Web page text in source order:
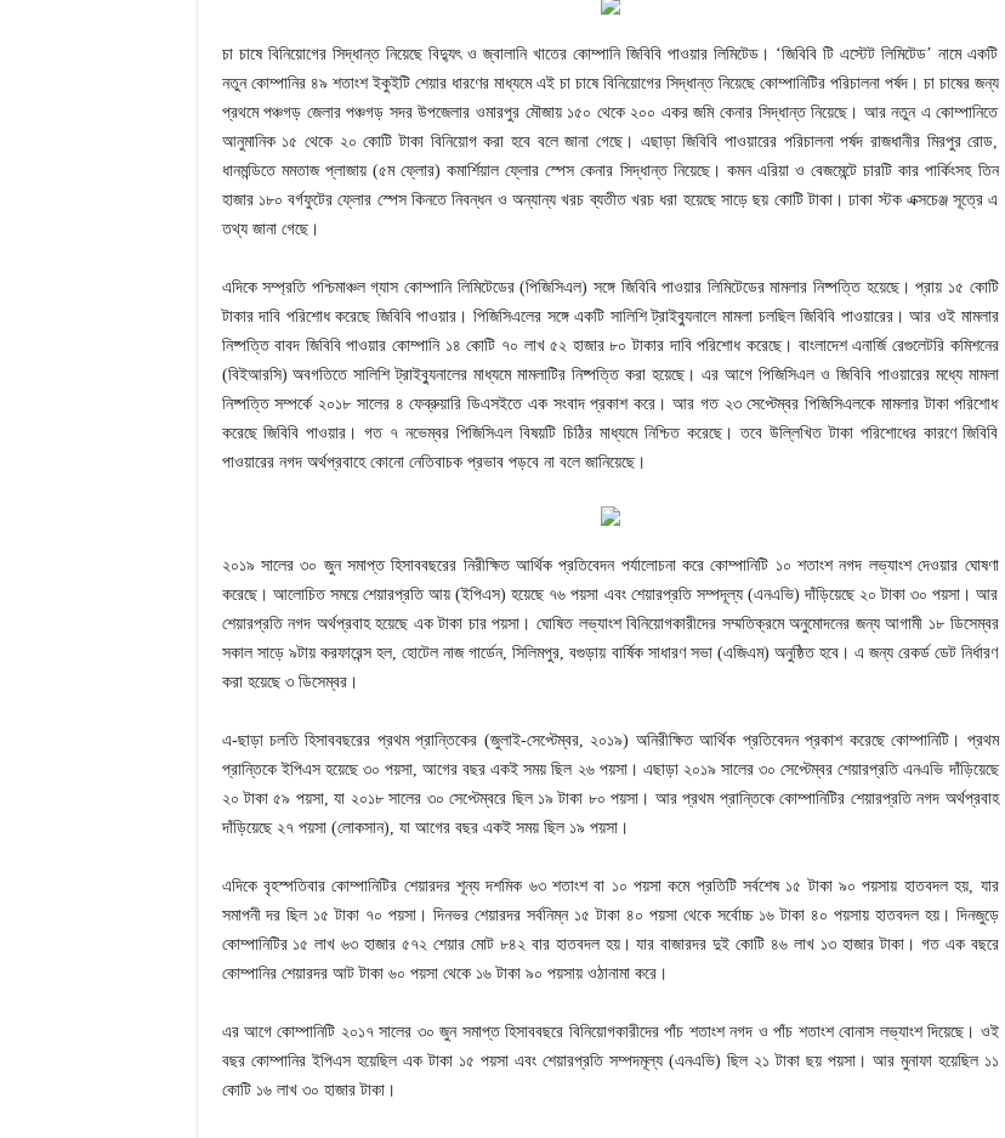
চা চাষে বিনিয়োগের সিদ্ধান্ত নিয়েছে বিদ্যুৎ ও জ্বালানি খাতের কোম্পানি জিবিবি পাওয়ার লিমিটেড। ‘জিবিবি টি এস্টেট লিমিটেড’ নামে একটি
নতুন কোম্পানির ৪৯ শতাংশ ইকুইটি শেয়ার ধারণের মাধ্যমে এই চা চাষে বিনিয়োগের সিদ্ধান্ত নিয়েছে কোম্পানিটির পরিচালনা পর্ষদ। চা চাষের জন্য
প্রথমে পঞ্চগড় জেলার পঞ্চগড় সদর উপজেলার ওমারপুর মৌজায় ১৫০ থেকে ২০০ একর জমি কেনার সিদ্ধান্ত নিয়েছে। আর নতুন এ কোম্পানিতে
আনুমানিক ১৫ থেকে ২০ কোটি টাকা বিনিয়োগ করা হবে বলে জানা গেছে। এছাড়া জিবিবি পাওয়ারের পরিচালনা পর্ষদ রাজধানীর মিরপুর রোড,
ধানমন্ডিতে মমতাজ প্লাজায় (৫ম ফ্লোর) কমার্শিয়াল ফ্লোর স্পেস কেনার সিদ্ধান্ত নিয়েছে। কমন এরিয়া ও বেজমেন্টে চারটি কার পার্কিংসহ তিন
হাজার ১৮০ বর্গফুটের ফ্লোর স্পেস কিনতে নিবন্ধন ও অন্যান্য খরচ ব্যতীত খরচ ধরা হয়েছে সাড়ে ছয় কোটি টাকা। ঢাকা স্টক এক্সচেঞ্জ সূত্রে এ
তথ্য জানা গেছে।
এদিকে সম্প্রতি পশ্চিমাঞ্চল গ্যাস কোম্পানি লিমিটেডের (পিজিসিএল) সঙ্গে জিবিবি পাওয়ার লিমিটেডের মামলার নিষ্পত্তি হয়েছে। প্রায় ১৫ কোটি
টাকার দাবি পরিশোধ করেছে জিবিবি পাওয়ার। পিজিসিএলের সঙ্গে একটি সালিশি ট্রাইব্যুনালে মামলা চলছিল জিবিবি পাওয়ারের। আর ওই মামলার
নিষ্পত্তি বাবদ জিবিবি পাওয়ার কোম্পানি ১৪ কোটি ৭০ লাখ ৫২ হাজার ৮০ টাকার দাবি পরিশোধ করেছে। বাংলাদেশ এনার্জি রেগুলেটরি কমিশনের
(বিইআরসি) অবগতিতে সালিশি ট্রাইব্যুনালের মাধ্যমে মামলাটির নিষ্পত্তি করা হয়েছে। এর আগে পিজিসিএল ও জিবিবি পাওয়ারের মধ্যে মামলা
নিষ্পত্তি সম্পর্কে ২০১৮ সালের ৪ ফেব্রুয়ারি ডিএসইতে এক সংবাদ প্রকাশ করে। আর গত ২৩ সেপ্টেম্বর পিজিসিএলকে মামলার টাকা পরিশোধ
করেছে জিবিবি পাওয়ার। গত ৭ নভেম্বর পিজিসিএল বিষয়টি চিঠির মাধ্যমে নিশ্চিত করেছে। তবে উল্লিখিত টাকা পরিশোধের কারণে জিবিবি
পাওয়ারের নগদ অর্থপ্রবাহে কোনো নেতিবাচক প্রভাব পড়বে না বলে জানিয়েছে।
২০১৯ সালের ৩০ জুন সমাপ্ত হিসাববছরের নিরীক্ষিত আর্থিক প্রতিবেদন পর্যালোচনা করে কোম্পানিটি ১০ শতাংশ নগদ লভ্যাংশ দেওয়ার ঘোষণা
করেছে। আলোচিত সময়ে শেয়ারপ্রতি আয় (ইপিএস) হয়েছে ৭৬ পয়সা এবং শেয়ারপ্রতি সম্পদূল্য (এনএভি) দাঁড়িয়েছে ২০ টাকা ৩০ পয়সা। আর
শেয়ারপ্রতি নগদ অর্থপ্রবাহ হয়েছে এক টাকা চার পয়সা। ঘোষিত লভ্যাংশ বিনিয়োগকারীদের সম্মতিক্রমে অনুমোদনের জন্য আগামী ১৮ ডিসেম্বর
সকাল সাড়ে ৯টায় করফারেন্স হল, হোটেল নাজ গার্ডেন, সিলিমপুর, বগুড়ায় বার্ষিক সাধারণ সভা (এজিএম) অনুষ্ঠিত হবে। এ জন্য রেকর্ড ডেট নির্ধারণ
করা হয়েছে ৩ ডিসেম্বর।
এ-ছাড়া চলতি হিসাববছরের প্রথম প্রান্তিকের (জুলাই-সেপ্টেম্বর, ২০১৯) অনিরীক্ষিত আর্থিক প্রতিবেদন প্রকাশ করেছে কোম্পানিটি। প্রথম
প্রান্তিকে ইপিএস হয়েছে ৩০ পয়সা, আগের বছর একই সময় ছিল ২৬ পয়সা। এছাড়া ২০১৯ সালের ৩০ সেপ্টেম্বর শেয়ারপ্রতি এনএভি দাঁড়িয়েছে
২০ টাকা ৫৯ পয়সা, যা ২০১৮ সালের ৩০ সেপ্টেম্বরে ছিল ১৯ টাকা ৮০ পয়সা। আর প্রথম প্রান্তিকে কোম্পানিটির শেয়ারপ্রতি নগদ অর্থপ্রবাহ
দাঁড়িয়েছে ২৭ পয়সা (লোকসান), যা আগের বছর একই সময় ছিল ১৯ পয়সা।
এদিকে বৃহস্পতিবার কোম্পানিটির শেয়ারদর শূন্য দশমিক ৬৩ শতাংশ বা ১০ পয়সা কমে প্রতিটি সর্বশেষ ১৫ টাকা ৯০ পয়সায় হাতবদল হয়, যার
সমাপনী দর ছিল ১৫ টাকা ৭০ পয়সা। দিনভর শেয়ারদর সর্বনিম্ন ১৫ টাকা ৪০ পয়সা থেকে সর্বোচ্চ ১৬ টাকা ৪০ পয়সায় হাতবদল হয়। দিনজুড়ে
কোম্পানিটির ১৫ লাখ ৬৩ হাজার ৫৭২ শেয়ার মোট ৮৪২ বার হাতবদল হয়। যার বাজারদর দুই কোটি ৪৬ লাখ ১৩ হাজার টাকা। গত এক বছরে
কোম্পানির শেয়ারদর আট টাকা ৬০ পয়সা থেকে ১৬ টাকা ৯০ পয়সায় ওঠানামা করে।
এর আগে কোম্পানিটি ২০১৭ সালের ৩০ জুন সমাপ্ত হিসাববছরে বিনিয়োগকারীদের পাঁচ শতাংশ নগদ ও পাঁচ শতাংশ বোনাস লভ্যাংশ দিয়েছে। ওই
বছর কোম্পানির ইপিএস হয়েছিল এক টাকা ১৫ পয়সা এবং শেয়ারপ্রতি সম্পদমূল্য (এনএভি) ছিল ২১ টাকা ছয় পয়সা। আর মুনাফা হয়েছিল ১১
কোটি ১৬ লাখ ৩০ হাজার টাকা।